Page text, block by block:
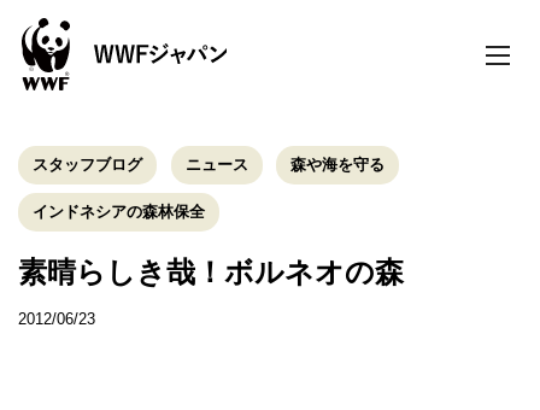
toggle
スタッフブログ ニュース 森や海を守る
インドネシアの森林保全
素晴らしき哉！ボルネオの森
2012/06/23